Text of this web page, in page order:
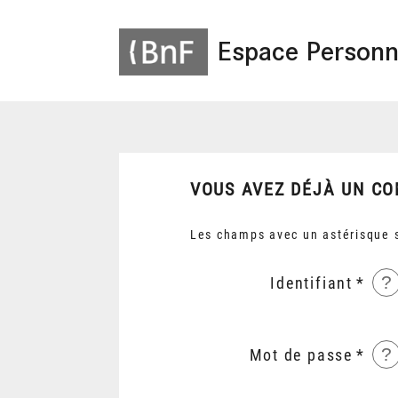
Espace
VOUS AVEZ DÉJÀ UN
Les champs avec un
Identifiant ?
Mot de passe ?